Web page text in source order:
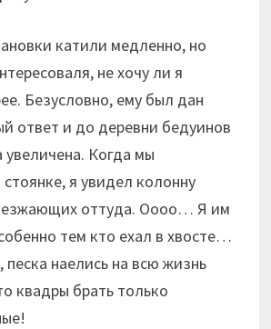
катили медленно, но
не хочу ли я
Безусловно, ему был дан
ответ и до деревни бедуинов
увеличена. Когда мы
я увидел колонну
оттуда. Оооо… Я им
тем кто ехал в хвосте…
песка наелись на всю жизнь
квадры брать только